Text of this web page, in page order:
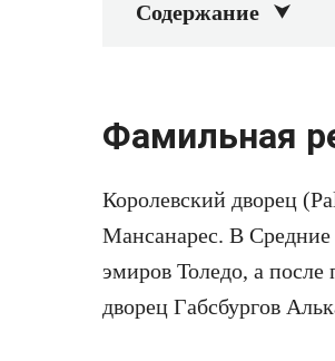
Содержание
Фамильная
Королевский дворец
Мансанарес. В Средние
эмиров Толедо, а после
дворец Габсбургов